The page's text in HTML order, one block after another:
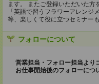
ます。 またご登録いただいた
「英語で習うフラワーアレンジ
等、楽しくて役に⽴つセミナー
フォローについて
営業担当・フォロー担当より
お仕事開始後のフォローにつ